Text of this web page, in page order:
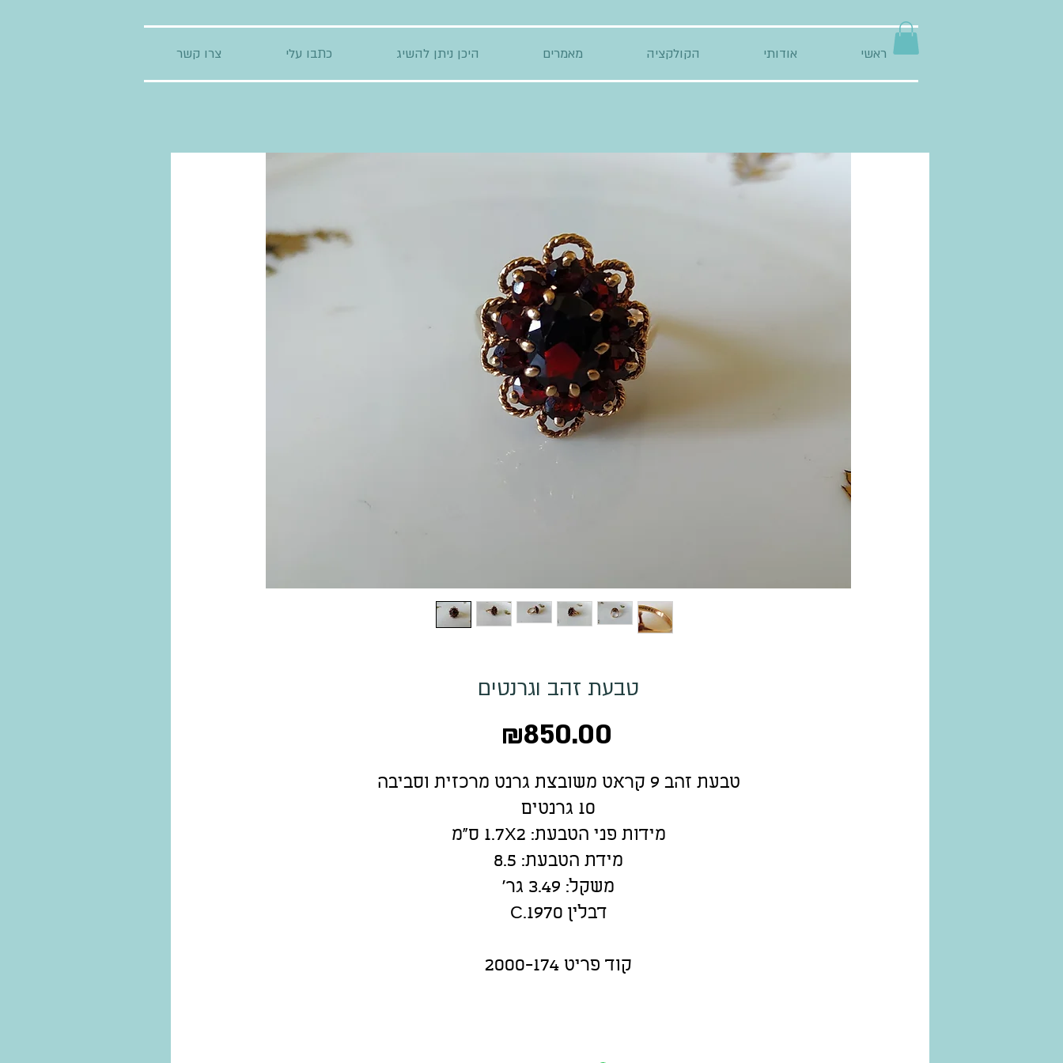
צרו קשר כתבו עלי היכן ניתן להשיג מאמרים הקולקציה אודותי ראשי
טבעת זהב וגרנטים
₪850.00
טבעת זהב 9 קראט משובצת גרנט מרכזית וסביבה
10 גרנטים
מידות פני הטבעת: 1.7X2 ס"מ
מידת הטבעת: 8.5
משקל: 3.49 גר'
דבלין C.1970
קוד פריט 2000-174